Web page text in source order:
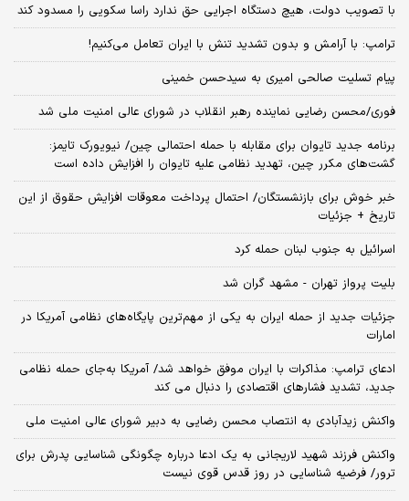
با تصویب دولت، هیچ دستگاه اجرایی حق ندارد راسا سکویی را مسدود کند
ترامپ: با آرامش و بدون تشدید تنش با ایران تعامل می‌کنیم!
پیام تسلیت صالحی امیری به سیدحسن خمینی
فوری/محسن رضایی نماینده رهبر انقلاب در شورای عالی امنیت ملی شد
برنامه جدید تایوان برای مقابله با حمله احتمالی چین/ نیویورک تایمز:
گشت‌های مکرر چین، تهدید نظامی علیه تایوان را افزایش داده است
خبر خوش برای بازنشستگان/ احتمال پرداخت معوقات افزایش حقوق از این
تاریخ + جزئیات
اسرائیل به جنوب لبنان حمله کرد
بلیت پرواز تهران - مشهد گران شد
جزئیات جدید از حمله ایران به یکی از مهم‌ترین پایگاه‌های نظامی آمریکا در
امارات
ادعای ترامپ: مذاکرات با ایران موفق خواهد شد/ آمریکا به‌جای حمله نظامی
جدید، تشدید فشارهای اقتصادی را دنبال می کند
واکنش زیدآبادی به انتصاب محسن رضایی به دبیر شورای عالی امنیت ملی
واکنش فرزند شهید لاریجانی به یک ادعا درباره چگونگی شناسایی پدرش برای
ترور/ فرضیه شناسایی در روز قدس قوی نیست